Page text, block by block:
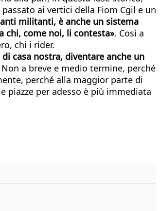
ai vertici della Fiom Cgil e un
militanti, è anche un sistema
chi, come noi, li contesta». Così a
chi i rider.
casa nostra, diventare anche un
a breve e medio termine, perché
perché alla maggior parte di
piazze per adesso è più immediata